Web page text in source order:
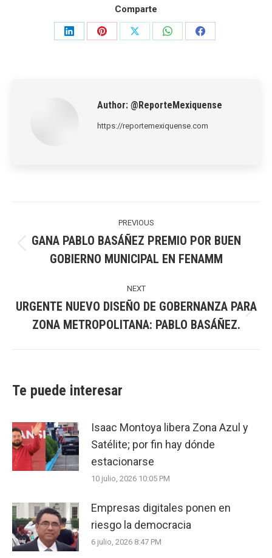
Comparte
Share
Share
Share
Share
Share
Author: @ReporteMexiquense
https://reportemexiquense.com
PREVIOUS
post:
GANA PABLO BASÁÑEZ PREMIO POR BUEN
GOBIERNO MUNICIPAL EN FENAMM
NEXT
post:
URGENTE NUEVO DISEÑO DE GOBERNANZA PARA
ZONA METROPOLITANA: PABLO BASÁÑEZ.
Te puede interesar
Isaac Montoya libera Zona Azul y
Satélite; por fin hay dónde
estacionarse
10 julio, 2026 10:05 PM
Empresas digitales ponen en
riesgo la democracia
6 julio, 2026 8:47 PM